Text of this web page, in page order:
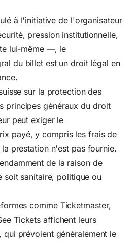
à l'initiative de l'organisateur
pression institutionnelle,
lui-même —, le
du billet est un droit légal en
sur la protection des
principes généraux du droit
peut exiger le
payé, y compris les frais de
prestation n'est pas fournie.
de la raison de
sanitaire, politique ou
comme Ticketmaster,
Tickets affichent leurs
qui prévoient généralement le